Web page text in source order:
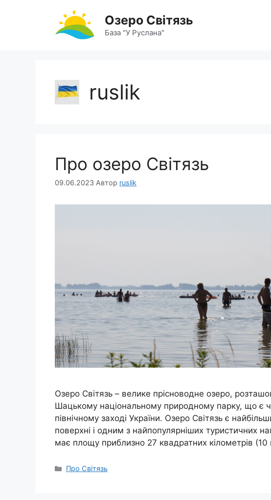
Озеро Світязь
База "У Руслана"
ruslik
Про озеро Світязь
09.06.2023 Автор ruslik
Озеро Світязь – велике прісноводне озеро,
Шацькому національному природному парку, що є
північному заході України. Озеро Світязь є
поверхні і одним з найпопулярніших туристичних
має площу приблизно 27 квадратних кілометрів
Категорії
Про Світязь